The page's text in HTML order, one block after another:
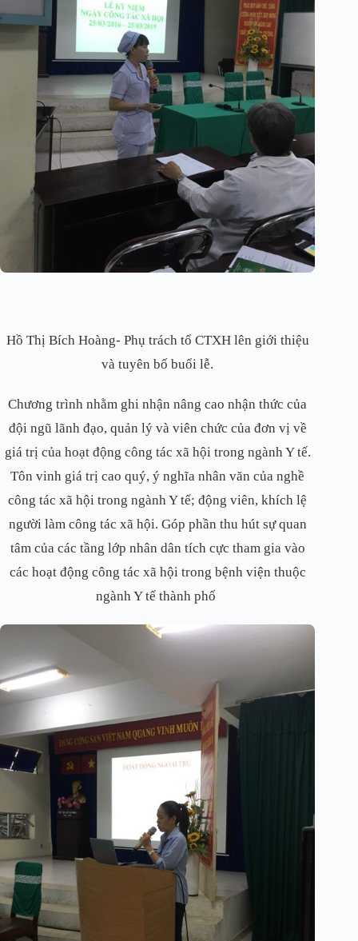
Hồ Thị Bích Hoàng- Phụ trách tổ CTXH lên giới thiệu
và tuyên bố buổi lễ.
Chương trình nhằm ghi nhận nâng cao nhận thức của
đội ngũ lãnh đạo, quản lý và viên chức của đơn vị về
giá trị của hoạt động công tác xã hội trong ngành Y tế.
Tôn vinh giá trị cao quý, ý nghĩa nhân văn của nghề
công tác xã hội trong ngành Y tế; động viên, khích lệ
người làm công tác xã hội. Góp phần thu hút sự quan
tâm của các tầng lớp nhân dân tích cực tham gia vào
các hoạt động công tác xã hội trong bệnh viện thuộc
ngành Y tế thành phố